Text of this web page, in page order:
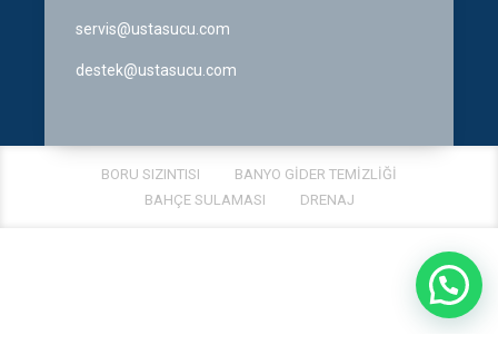
servis@ustasucu.com
destek@ustasucu.com
BORU SIZINTISI
BANYO GIDER TEMIZLIĞI
BAHÇE SULAMASI
DRENAJ